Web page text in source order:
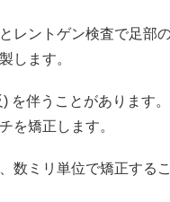
レントゲン検査で足部
します。
を伴うことがあります
を矯正します。
数ミリ単位で矯正する